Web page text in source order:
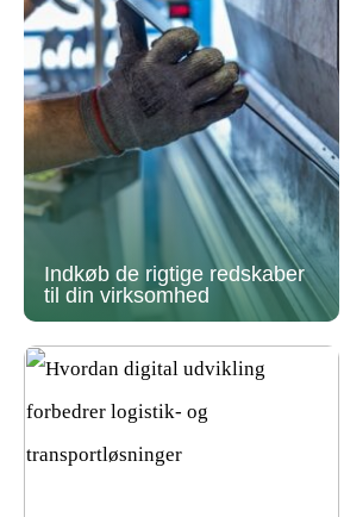
Indkøb de rigtige redskaber
til din virksomhed